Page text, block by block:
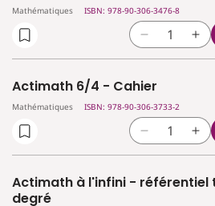
5/4h
-
Cahier
-
Mathématiques ISBN: 978-90-306-3476-8
Réduire
la
de
Actimath
-
générales
la
6
-
Actimath 6/4 - Cahier
Mathématiques ISBN: 978-90-306-3733-2
Réduire
la
de
la
de
Actimath à l'infini - référentiel
degré